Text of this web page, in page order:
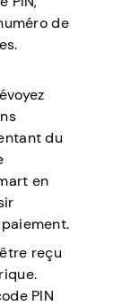
de
du
en
reçu
PIN